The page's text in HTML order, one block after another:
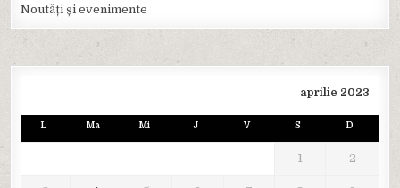
Noutăți și evenimente
aprilie 2023
L Ma Mi J V S D
1 2